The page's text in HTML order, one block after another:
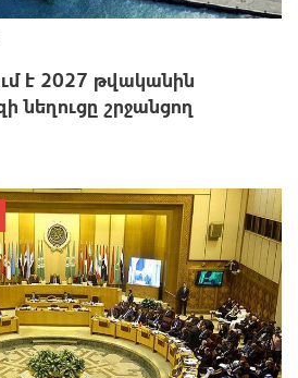
է 2027 թվականին
նեղուցը շրջանցող